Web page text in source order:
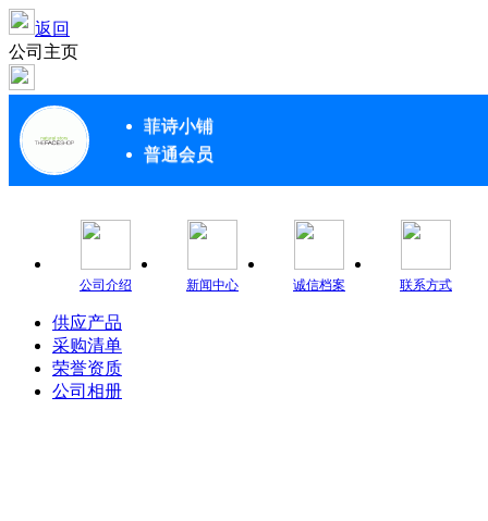
返回
公司主页
菲诗小铺
普通会员
公司介绍 新闻中心 诚信档案 联系方式
供应产品
采购清单
荣誉资质
公司相册